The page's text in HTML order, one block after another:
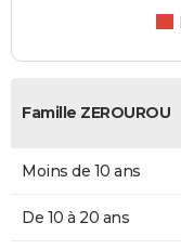
Famille ZEROUROU
Moins de 10 ans
De 10 à 20 ans